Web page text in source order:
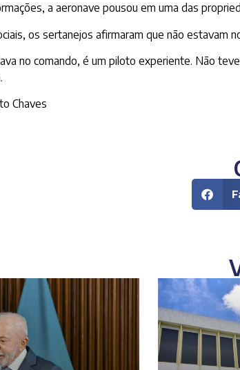
a aeronave pousou em uma das
os sertanejos afirmaram que não estavam
no comando, é um piloto experiente. Não
Chaves